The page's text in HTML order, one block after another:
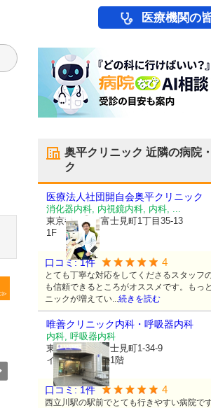
医療機関の
奥平クリニック 近隣の病院
ク
医療法人社団開自会奥平クリニック
消化器内科, 内視鏡内科, 内科, ...
東京都立川市富士見町1丁目35-13
1F
口コミ:1件 4
とても丁寧な対応をしてくださるスタッフ
も信頼できるところがオススメです。もっ
ニックが増えてい...続きを読む
唯善クリニック内科・呼吸器内科
内科, 呼吸器内科
東京都立川市
富士見町1-34-9
イーストンビル1階
口コミ: 1件 4
西立川駅の駅前でとても行きやすい病院で